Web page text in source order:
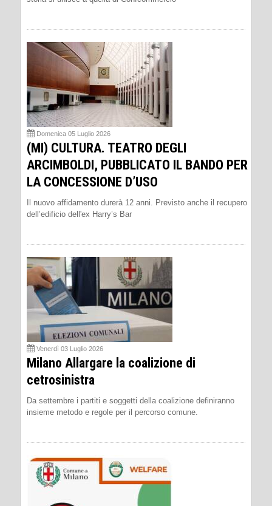
Domenica 05 Luglio 2026
(MI) CULTURA. TEATRO DEGLI
ARCIMBOLDI, PUBBLICATO IL BANDO PER
LA CONCESSIONE D’USO
Il nuovo affidamento durerà 12 anni. Previsto anche il recupero
dell’edificio dell'ex Harry’s Bar
Venerdì 03 Luglio 2026
Milano Allargare la coalizione di
cetrosinistra
Da settembre i partiti e soggetti della coalizione definiranno
insieme metodo e regole per il percorso comune.